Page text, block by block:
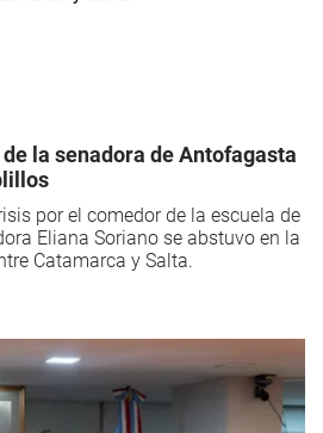
la senadora de Antofagasta
por el comedor de la escuela de
Eliana Soriano se abstuvo en la
Catamarca y Salta.